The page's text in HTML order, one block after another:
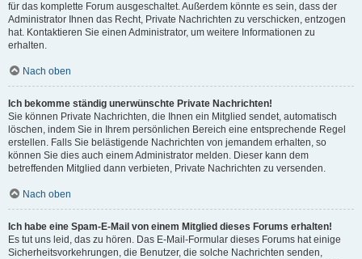
für das komplette Forum ausgeschaltet. Außerdem könnte es sein, dass der
Administrator Ihnen das Recht, Private Nachrichten zu verschicken, entzogen
hat. Kontaktieren Sie einen Administrator, um weitere Informationen zu
erhalten.
Nach oben
Ich bekomme ständig unerwünschte Private Nachrichten!
Sie können Private Nachrichten, die Ihnen ein Mitglied sendet, automatisch
löschen, indem Sie in Ihrem persönlichen Bereich eine entsprechende Regel
erstellen. Falls Sie belästigende Nachrichten von jemandem erhalten, so
können Sie dies auch einem Administrator melden. Dieser kann dem
betreffenden Mitglied dann verbieten, Private Nachrichten zu versenden.
Nach oben
Ich habe eine Spam-E-Mail von einem Mitglied dieses Forums erhalten!
Es tut uns leid, das zu hören. Das E-Mail-Formular dieses Forums hat einige
Sicherheitsvorkehrungen, die Benutzer, die solche Nachrichten senden,